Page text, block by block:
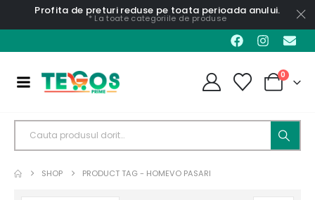
Profita de preturi reduse pe toata perioada anului.
* La toate categoriile de produse
0
SHOP PRODUCT TAG - HOMEVO PASARI